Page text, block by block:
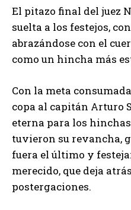
El pitazo final del juez
suelta a los festejos,
abrazándose con el
como un hincha más
Con la meta
copa al capitán Arturo
eterna para los
tuvieron su revancha,
fuera el último y
merecido, que deja
postergaciones.